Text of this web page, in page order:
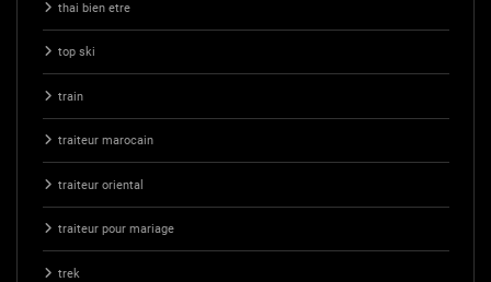
thai bien etre
top ski
train
traiteur marocain
traiteur oriental
traiteur pour mariage
trek